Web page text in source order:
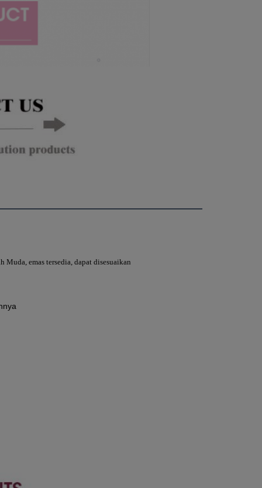
emas tersedia, dapat disesuaikan